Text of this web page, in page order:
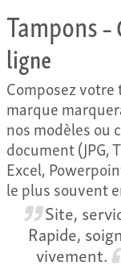
Tampons–
ligne
Composez
marque
nos modèles ou
document (JPG,
Excel,
le plus souvent
Site,
Rapide,
vivement.